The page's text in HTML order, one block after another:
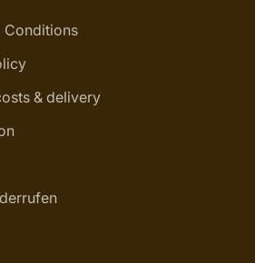
Conditions
& delivery